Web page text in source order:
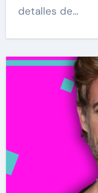
detalles de…